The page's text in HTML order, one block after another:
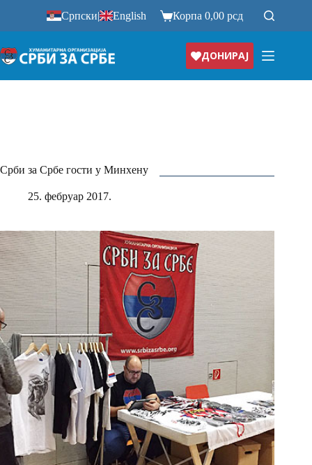
Српски| English Корпа0,00рсд
ДОНИРАЈ
Срби за Србе гости у Минхену
25. фебруар 2017.